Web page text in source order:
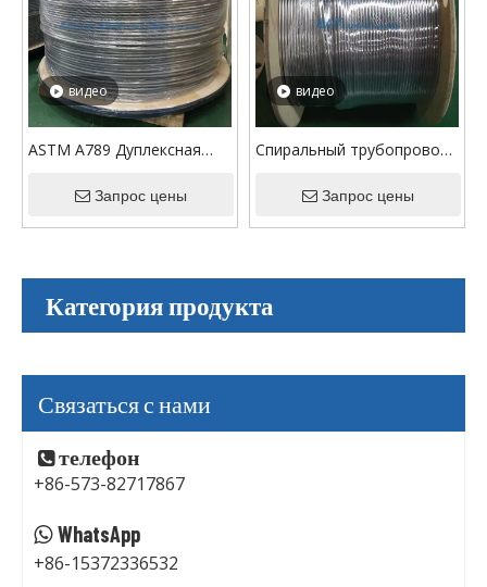
видео
ASTM A789 Дуплексная
ОдножильныйЗапрос цены
видео
Спиральный трубопровод
321Х/347Х химический
Запрос цены
Категория продукта
Связаться с нами
 телефон
+86-573-82717867
 WhatsApp
+86-15372336532